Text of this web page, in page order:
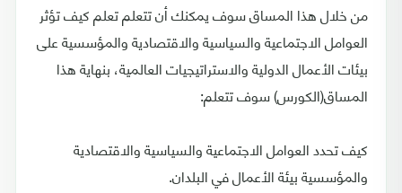
من خلال هذا المساق سوف يمكنك أن تتعلم تعلم كيف تؤثر
العوامل الاجتماعية والسياسية والاقتصادية والمؤسسية على
بيئات الأعمال الدولية والاستراتيجيات العالمية، بنهاية هذا
المساق(الكورس) سوف تتعلم:
كيف تحدد العوامل الاجتماعية والسياسية والاقتصادية
والمؤسسية بيئة الأعمال في البلدان.